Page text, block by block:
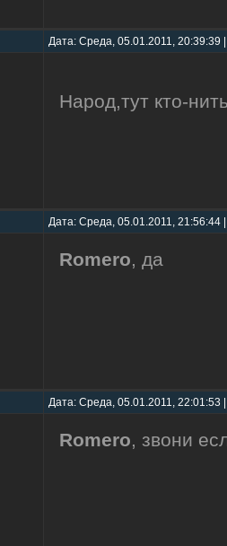
Дата: Среда, 05.01.2011,
Народ,тут кто-
Дата: Среда, 05.01.2011,
Romero, да
Дата: Среда, 05.01.2011,
Romero, звони